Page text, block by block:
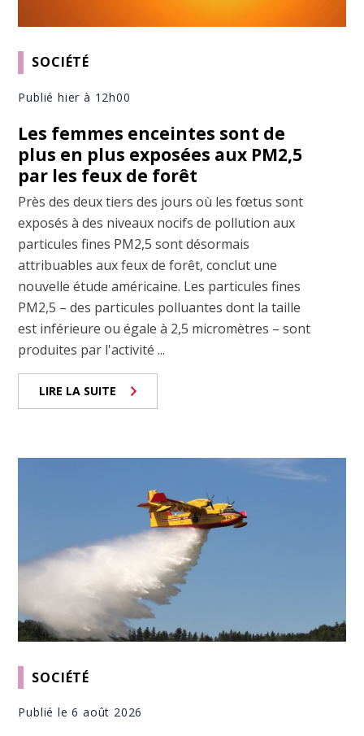
SOCIÉTÉ
Publié hier à 12h00
Les femmes enceintes sont de
plus en plus exposées aux PM2,5
par les feux de forêt
Près des deux tiers des jours où les fœtus sont
exposés à des niveaux nocifs de pollution aux
particules fines PM2,5 sont désormais
attribuables aux feux de forêt, conclut une
nouvelle étude américaine. Les particules fines
PM2,5 – des particules polluantes dont la taille
est inférieure ou égale à 2,5 micromètres – sont
produites par l'activité ...
LIRE LA SUITE
SOCIÉTÉ
Publié le 6 août 2026